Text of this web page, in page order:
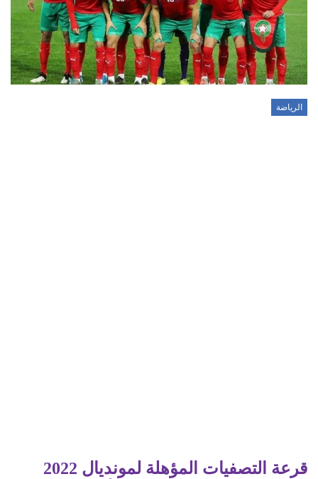
الرياضة
قرعة التصفيات المؤهلة لمونديال 2022